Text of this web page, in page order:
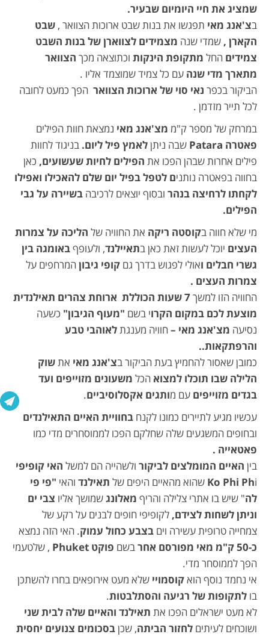
שמציג את חיי היומיום שבעיר.
בצ'אנג מאי תפגשו את בנות שבט ארוכות הצוואר , שבט
הקארן , שמדי שנה מצמידים לצווארן של בנות השבט
צמידים החל מתקופת הינקות וכתוצאה מכך הצוואר
מתארך מדי שנה עם כל צמיד שמוצמד אליו .
הביקור בכפר נאי סוי של ארוכות הצוואר הפך כמעט לחובה
לכל תייר מזדמן .
במרחק של מספר ק"מ מצ'אנג מאי נמצאת חוות הפילים
פאטרה Patara
שבה ניתןלאמץ פיל ליום. בניגוד לחוות
פילים אחרות שבהן הפכו את הפילים לחיות שעשועים, כאן
בחווה בפאטרה נותנים לטפל בפיל יום שלם להאכילו ואפילו
לקחתו לרחיצה בנהר ובסוף יוצאים לרכיבה בשיירה על גבי
הפילים.
מי שלא חווה בקוסטה ריקה את החוויה של הליכה על צמרות
העצים יוכל לעשות זאת כאן בתאיילנד, ולעופףבאומגה בין
גשרי חבלים ואולי לפגוש בדרך גם קופי גיבוןהמרחפים על
צמרות העצים .
החוויה הזו למשך
7 שעות הכוללת ארוחת צהרים תאילנדית
מוצעת לכם במקום הקרוי בשם "מעוף הגיבון" כשעה
נסיעה מצ'אנג מאי –חוויה מענגתלאוהבי טבע
והרפתקאות..
כמובן שאסור להחמיץ בעת הביקור בצ'אנג מאי אתשוק
הלילה שבו תוכלו למצוא הכל משעונים מזוייפים ועד
בגדים מזוייפים עם מותגים אקסלוסיביים.
עכשיו מגיע לתיירים כמונו לקנח בחוויית האיים התאילנדים
ובחופים המשגעים שלה שחלקם הפכו לממוסחרים מדי כמו
פאטאייה .
בין האיים המומלצים לביקור ולשהייה הם למשל האי קופיפי
Ko Phi Phi שהוא מהאיים היפים של תאילנד והאי "פי פי
לה" שיש בו אתרי צלילה והריף מאלונגשמושך אליו צבי ים
וניתן לשחות לצידם, לקופיפי חופים לבנים על רקע של
צמחייה טרופית עשירה וים בצבע כחול עמוק. האי הזה נמצא
כ-50 ק"מ מאי מפורסם אחר
בשם פוקט Phuket
, שלטעמי
הפך לממוסחר מדי.
אי נחמד נוסף הואקוסמויי שלא מעט אירופאים בחרו להשתכן
בו לתקופות של רגיעה והסתלבטות.
לא מעט ישראלים הפכו את תאילנד והאיים שלה לבית שני
ושוכחים לעיתים לחזור הביתה, שכןבסכומים צנועים יחסית